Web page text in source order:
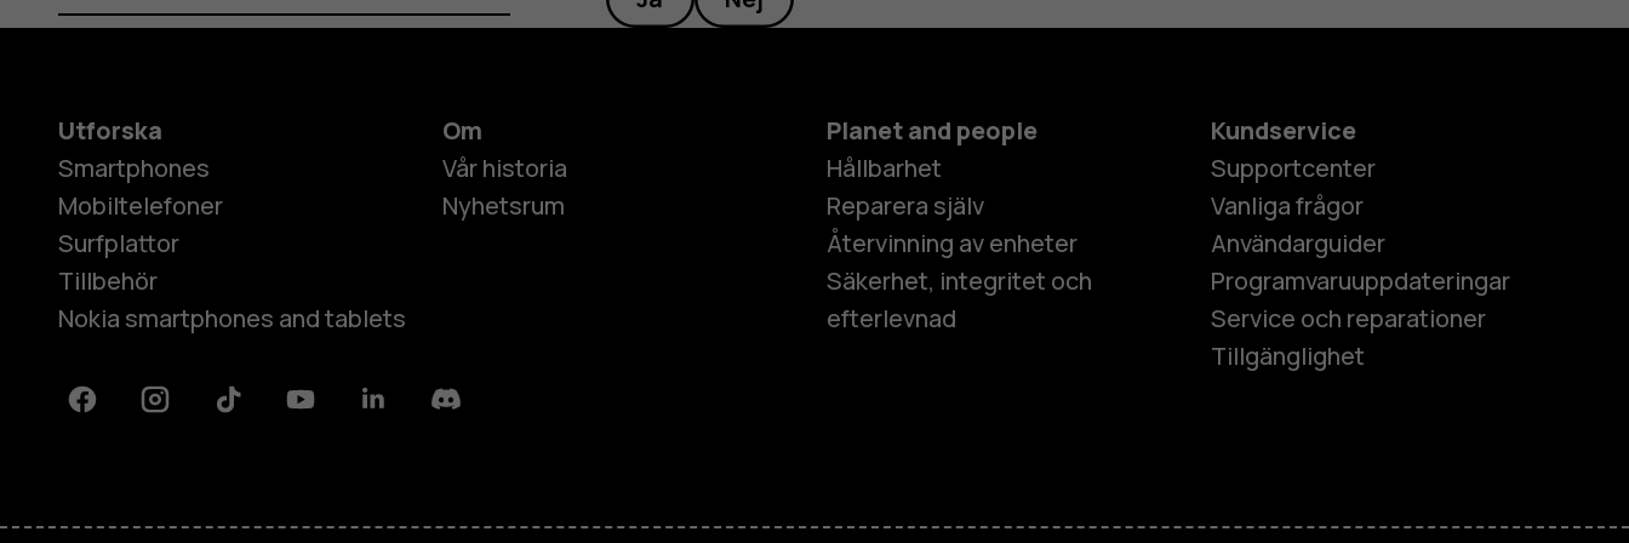
Utforska
Smartphones
Mobiltelefoner
Surfplattor
Tillbehör
Nokia smartphones and tablets
Om
Vår historia
Nyhetsrum
Planet and people
Hållbarhet
Reparera själv
Återvinning av enheter
Säkerhet, integritet och
efterlevnad
Kundservice
Supportcenter
Vanliga frågor
Användarguider
Programvaruuppdateringar
Service och reparationer
Tillgänglighet
FacebookInstagramTiktok YoutubeLinkedinDiscord